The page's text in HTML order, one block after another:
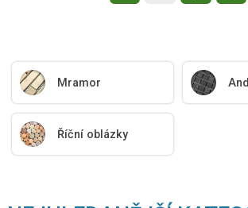
Mramor
Říční oblázky